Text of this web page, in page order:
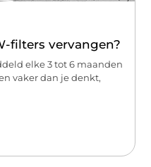
filters vervangen?
elke 3 tot 6 maanden
vaker dan je denkt,